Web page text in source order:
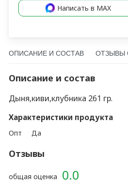
Написать в MAX
ОПИСАНИЕ И СОСТАВ ОТЗЫВЫ
Описание и состав
Дыня,киви,клубника 261 гр.
Характеристики продукта
Опт Да
Отзывы
0.0
общая оценка